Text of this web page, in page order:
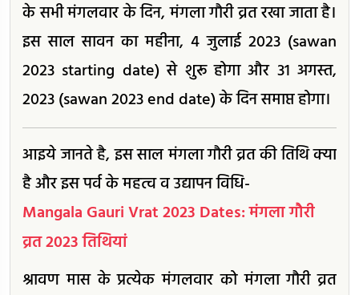
के सभी मंगलवार के दिन, मंगला गौरी व्रत रखा जाता है।
इस साल सावन का महीना, 4 जुलाई 2023 (sawan
2023 starting date) से शुरू होगा और 31 अगस्त,
2023 (sawan 2023 end date) के दिन समाप्त होगा।
आइये जानते है, इस साल मंगला गौरी व्रत की तिथि क्या
है और इस पर्व के महत्व व उद्यापन विधि-
Mangala Gauri Vrat 2023 Dates: मंगला गौरी
व्रत 2023 तिथियां
श्रावण मास के प्रत्येक मंगलवार को मंगला गौरी व्रत